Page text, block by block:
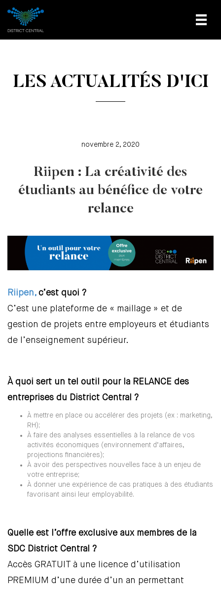
LES ACTUALITÉS D'ICI
novembre 2, 2020
Riipen : La créativité des
étudiants au bénéfice de votre
relance
Riipen,c’est quoi ?
C’est une plateforme de « maillage » et de
gestion de projets entre employeurs et étudiants
de l’enseignement supérieur.
À quoi sert un tel outil pour la RELANCE des
entreprises du District Central ?
À mettre en place ou accélérer des projets (ex : marketing,
RH);
À faire des analyses essentielles à la relance de vos
activités économiques (environnement d’affaires,
projections financières);
À avoir des perspectives nouvelles face à un enjeu de
votre entreprise;
À donner une expérience de cas pratiques à des étudiants
favorisant ainsi leur employabilité.
Quelle est l’offre exclusive aux membres de la
SDC District Central ?
Accès GRATUIT à une licence d’utilisation
PREMIUM d’une durée d’un an permettant